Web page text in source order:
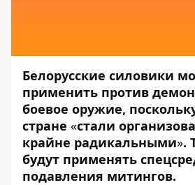
Белорусские силовики
применить против
боевое оружие,
стране «стали
крайне радикальными».
будут применять
подавления митингов.